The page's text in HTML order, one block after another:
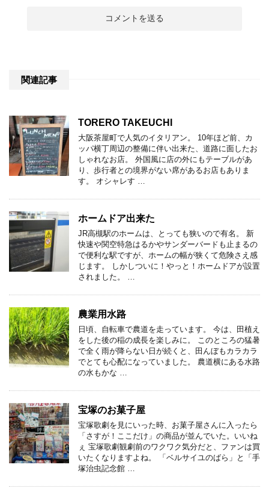
関連記事
TORERO TAKEUCHI
大阪茶屋町で人気のイタリアン。 10年ほど前、カ
ッパ横丁周辺の整備に伴い出来た、道路に面したお
しゃれなお店。 外国風に店の外にもテーブルがあ
り、歩行者との境界がない席があるお店もありま
す。 オシャレす …
ホームドア出来た
JR高槻駅のホームは、とっても狭いので有名。 新
快速や関空特急はるかやサンダーバードも止まるの
で便利な駅ですが、ホームの幅が狭くて危険さえ感
じます。 しかしついに！やっと！ホームドアが設置
されました。 …
農業用水路
日頃、自転車で農道を走っています。 今は、田植え
をした後の稲の成長を楽しみに。 このところの猛暑
で全く雨が降らない日が続くと、田んぼもカラカラ
でとても心配になっていました。 農道横にある水路
の水もかな …
宝塚のお菓子屋
宝塚歌劇を見にいった時、お菓子屋さんに入ったら
「さすが！ここだけ」の商品が並んでいた。いいね
ぇ 宝塚歌劇観劇前のワクワク気分だと、ファンは買
いたくなりますよね。 「ベルサイユのばら」と「手
塚治虫記念館 …